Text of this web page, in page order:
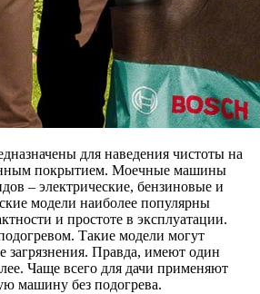
для наведения чистоты на
покрытием. Моечные машины
– электрические, бензиновые и
модели наиболее популярны
и простоте в эксплуатации.
Такие модели могут
загрязнения. Правда, имеют один
Чаще всего для дачи применяют
машину без подогрева.